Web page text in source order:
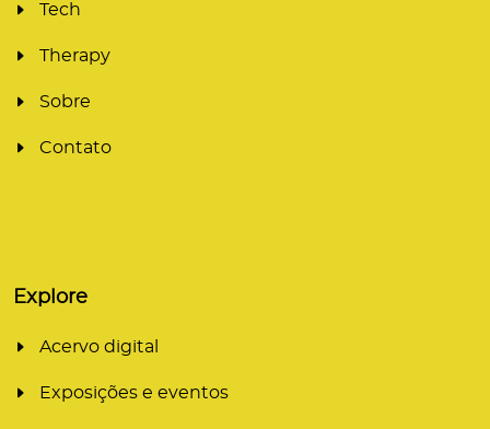
Tech
Therapy
Sobre
Contato
Explore
Acervo digital
Exposições e eventos